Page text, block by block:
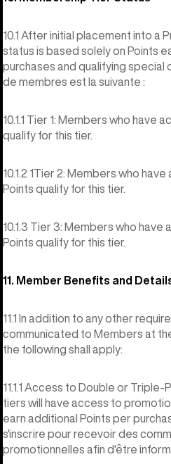
10.1 After initial placement into a
status is based solely on Points
purchases and qualifying special
de membres est la suivante :
10.1.1 Tier 1: Members who have
qualify for this tier.
10.1.2 1Tier 2: Members who
Points qualify for this tier.
10.1.3 Tier 3: Members who
Points qualify for this tier.
11. Member Benefits and
11.1 In addition to any other
communicated to Members at
the following shall apply:
11.1.1 Access to Double or Triple-
tiers will have access to
earn additional Points per
s'inscrire pour recevoir des
promotionnelles afin d'être